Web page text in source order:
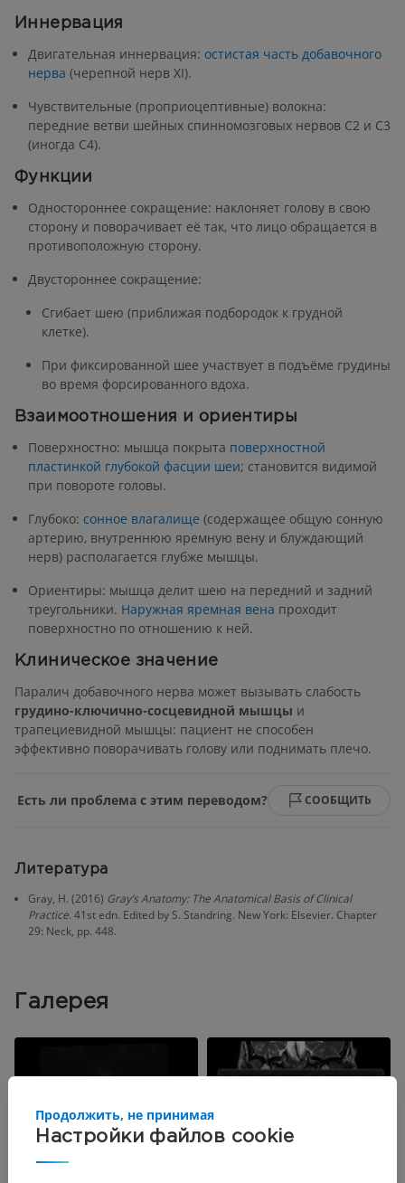
Иннервация
Двигательная иннервация: остистая часть добавочного
нерва (черепной нерв XI).
Чувствительные (проприоцептивные) волокна:
передние ветви шейных спинномозговых нервов C2 и C3
(иногда C4).
Функции
Одностороннее сокращение: наклоняет голову в свою
сторону и поворачивает её так, что лицо обращается в
противоположную сторону.
Двустороннее сокращение:
Сгибает шею (приближая подбородок к грудной
клетке).
При фиксированной шее участвует в подъёме грудины
во время форсированного вдоха.
Взаимоотношения и ориентиры
Поверхностно: мышца покрыта поверхностной
пластинкой глубокой фасции шеи; становится видимой
при повороте головы.
Глубоко: сонное влагалище (содержащее общую сонную
артерию, внутреннюю яремную вену и блуждающий
нерв) располагается глубже мышцы.
Ориентиры: мышца делит шею на передний и задний
треугольники. Наружная яремная вена проходит
поверхностно по отношению к ней.
Клиническое значение
Паралич добавочного нерва может вызывать слабость
грудино-ключично-сосцевидной мышцы и
трапециевидной мышцы: пациент не способен
эффективно поворачивать голову или поднимать плечо.
Есть ли проблема с этим переводом? СООБЩИТЬ
Литература
Gray, H. (2016) Gray’s Anatomy: The Anatomical Basis of Clinical
Practice. 41st edn. Edited by S. Standring. New York: Elsevier. Chapter
29: Neck, pp. 448.
Галерея
Настройки файлов cookie
Продолжить, не принимая